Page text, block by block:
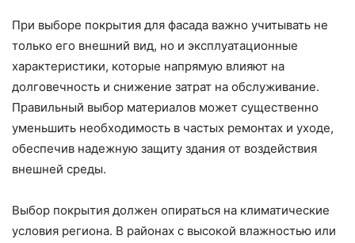
При выборе покрытия для фасада важно учитывать не
только его внешний вид, но и эксплуатационные
характеристики, которые напрямую влияют на
долговечность и снижение затрат на обслуживание.
Правильный выбор материалов может существенно
уменьшить необходимость в частых ремонтах и уходе,
обеспечив надежную защиту здания от воздействия
внешней среды.
Выбор покрытия должен опираться на климатические
условия региона. В районах с высокой влажностью или